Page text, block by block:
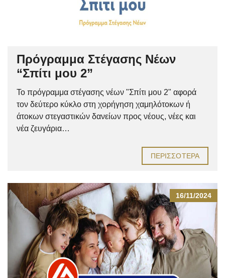
Πρόγραμμα Στέγασης Νέων
“Σπίτι μου 2”
Το πρόγραμμα στέγασης νέων "Σπίτι μου 2" αφορά
τον δεύτερο κύκλο στη χορήγηση χαμηλότοκων ή
άτοκων στεγαστικών δανείων προς νέους, νέες και
νέα ζευγάρια…
ΠΕΡΙΣΣΌΤΕΡΑ
16/11/2024